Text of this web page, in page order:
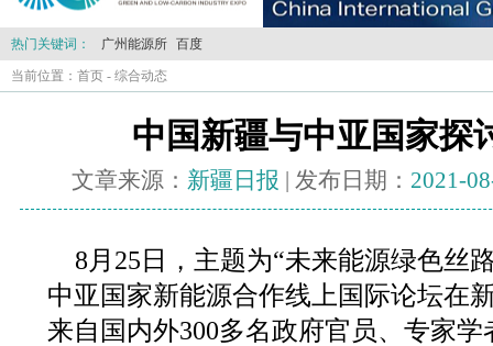
热门关键词： 广州能源所 百度
当前位置： 首页 - 综合动态
中国新疆与中亚国家探
文章来源： 新疆日报 | 发布日期： 2021-
8月25日，主题为“未来能源绿色丝
中亚国家新能源合作线上国际论坛在
来自国内外300多名政府官员、专家